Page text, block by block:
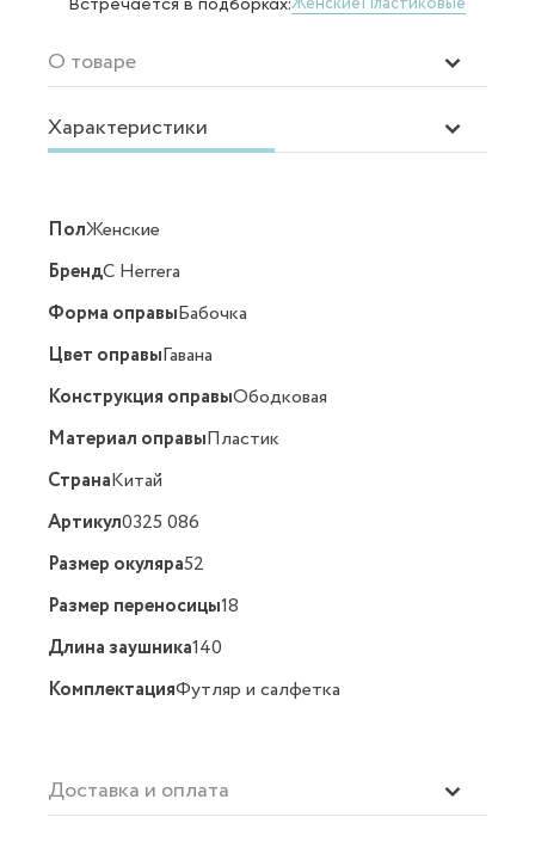
О товаре
Характеристики
ПолЖенские
БрендC Herrera
Форма оправыБабочка
Цвет оправыГавана
Конструкция оправыОбодковая
Материал оправыПластик
СтранаКитай
Артикул0325 086
Размер окуляра52
Размер переносицы18
Длина заушника140
КомплектацияФутляр и салфетка
Доставка и оплата